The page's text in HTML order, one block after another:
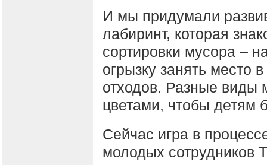
И мы придумали
лабиринт, которая
сортировки мусора –
огрызку занять место
отходов. Разные виды
цветами, чтобы детям
Сейчас игра в
молодых сотрудников